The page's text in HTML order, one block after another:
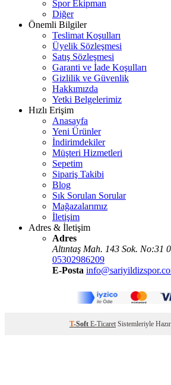
Spor Ekipman
Diğer
Önemli Bilgiler
Teslimat Koşulları
Üyelik Sözleşmesi
Satış Sözleşmesi
Garanti ve İade Koşulları
Gizlilik ve Güvenlik
Hakkımızda
Yetki Belgelerimiz
Hızlı Erişim
Anasayfa
Yeni Ürünler
İndirimdekiler
Müşteri Hizmetleri
Sepetim
Sipariş Takibi
Blog
Sık Sorulan Sorular
Mağazalarımız
İletişim
Adres & İletişim
Adres
Altıntaş Mah. 143 Sok. No:31
05302986209
E-Posta
T-Soft E-Ticaret Sistemleriyle